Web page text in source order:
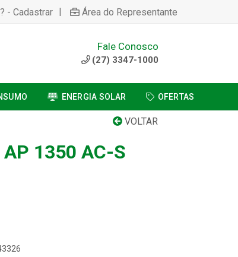
- Cadastrar | Área do Representante
Fale Conosco
(27) 3347-1000
ENERGIA SOLAR OFERTAS
VOLTAR
AP 1350 AC-S